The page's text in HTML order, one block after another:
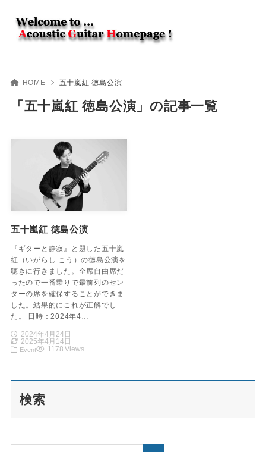
HOME 五十嵐紅 徳島公演
「五十嵐紅 徳島公演」の記事一覧
五十嵐紅 徳島公演
『ギターと静寂』と題した五十嵐
紅（いがらし こう）の徳島公演を
聴きに行きました。全席自由席だ
ったので一番乗りで最前列のセン
ターの席を確保することができま
した。結果的にこれが正解でし
た。 日時：2024年4…
2024年4月24日
2025年4月14日
Event 1178 Views
検索